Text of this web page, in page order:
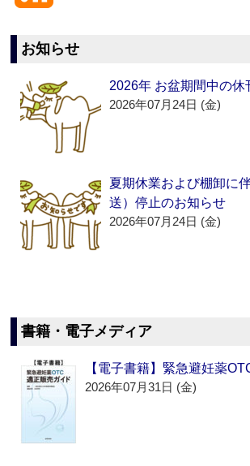
お知らせ
2026年 お盆期間中の休
2026年07月24日 (金)
夏期休業および棚卸に
送）停止のお知らせ
2026年07月24日 (金)
書籍・電子メディア
【電子書籍】緊急避妊薬
2026年07月31日 (金)